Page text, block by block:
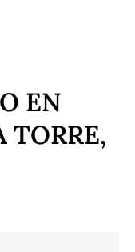
EN
TORRE,